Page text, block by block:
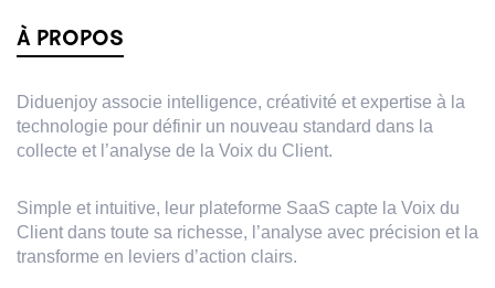
À PROPOS
Diduenjoy associe intelligence, créativité et expertise à la
technologie pour définir un nouveau standard dans la
collecte et l’analyse de la Voix du Client.​​​​‌ ‍ ​‍​‍‌‍ ‌ ​‍‌‍‍‌‌‍‌ ‌‍‍‌‌‍ ‍​‍​‍​ ‍‍​‍​‍‌ ​ ‌‍​‌‌‍ ‍‌‍‍‌‌ ‌​‌ ‍‌​‍ ‍‌‍‍‌‌‍ ​‍​‍​‍ ​​‍​‍‌‍‍​‌ ​‍‌‍‌‌‌‍‌‍​‍​‍​ ‍‍​‍​‍‌‍‍​‌ ‌​‌ ‌​‌ ​​​ ‍‍​‍ ​‍ ‌‍ ​‌‍ ‌‍​ ‌‍​‌‌‍ ​‌‍‍​‌‍ ‌ ​ ‌ ‌​​ ‍‍​ ​ ​ ​ ​ ​ ​ ​ ​‍ ‌‍‍‌‌‍ ‍‌ ‌​‌‍‌‌‌‍ ‍‌ ‌​​‍ ‌‍‌‌‌‍‌​‌‍‍‌‌ ‌​​‍ ‌‍ ‌‌‍ ‌‍‌​‌‍‌‌​ ‌‌ ​​‌ ​‍‌‍‌‌‌ ​ ‌‍‌‌‌‍ ‍‌ ‌​‌‍​‌‌ ‌​‌‍‍‌‌‍ ‌‍ ‍​ ‍ ‌‍‍‌‌‍‌​​ ‌‌‍‍​‌‍ ‌‍ ‌‌‍‌‌‌‌​​‌‍​‌‌‍‌ ‌‍‌‌​‍ ‌‌‍‌‍‌ ​‍​ ‍ ‌ ‌​‌ ‍‌‌ ​​‌‍‌‌​ ‌‌‍‍​‌‍ ‌‍ ‌‌‍‌‌‌‌​​‌‍​‌‌‍‌ ‌‍‌‌​ ‍ ‌ ​​‌‍​‌‌ ‌​‌‍‍​​ ‌‌‍​‍‌‍ ​‌‍ ‌‍​ ‌‍‍ ‌ ​ ​‍‌‌​ ‌‌‌​​‍‌‌ ‌‍‍ ‌‍‌‌‌ ‍‌​‍‌‌​ ​ ‌​‌​​‍‌‌​ ​ ‌​‌​​‍‌‌​ ​‍​ ​‍‌‍​‍​ ‌ ​ ​‌​ ‌ ​ ‌‌​ ​‍‌‍‌‍​ ‌ ​ ‌​​ ‌ ​ ‍‌‌‍‌‍​‍‌‌​ ​‍​ ​‍​‍‌‌​ ‌‌‌​‌​​‍ ‍‌‍‌​‌‍‌‌‌ ​ ‌‍​ ‌ ​‍‌‍‍‌‌ ​​‌ ‌​‌‍‍‌‌‍ ‌‍ ‍​ ‌‍​‍‌‍​‌‌ ​ ‌‍‌‌‌‌‌‌‌ ​‍‌‍ ​​ ‌‌‍‍​‌ ‌​‌ ‌​‌ ​​​‍‌‌​ ​ ‌​​‌​‍‌‌​ ​‍‌​‌‍​‍‌‌​ ​‍‌​‌‍‌‍ ​‌‍ ‌‍​ ‌‍​‌‌‍ ​‌‍‍​‌‍ ‌ ​ ‌ ‌​​‍‌‌​ ​ ‌​​‌​ ​ ​ ​ ​ ​ ​ ​ ​‍‌‍‌‍‍‌‌‍‌​​ ‌‌‍‍​‌‍ ‌‍ ‌‌‍‌‌‌‌​​‌‍​‌‌‍‌ ‌‍‌‌​‍ ‌‌‍‌‍‌ ​‍​‍‌‍‌ ‌​‌ ‍‌‌ ​​‌‍‌‌​ ‌‌‍‍​‌‍ ‌‍ ‌‌‍
Simple et intuitive, leur plateforme SaaS capte la Voix du
Client dans toute sa richesse, l’analyse avec précision et la
transforme en leviers d’action clairs.